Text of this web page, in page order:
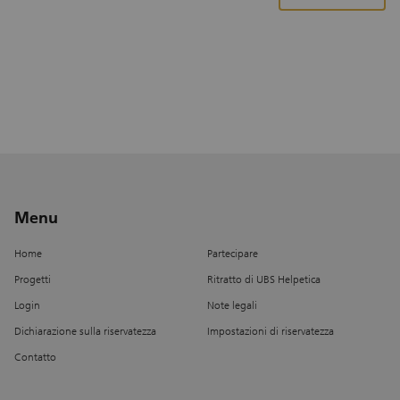
fa la differenza. Unitevi a questo importante
Menu
Home Partecipare
Progetti Ritratto di UBS Helpetica
Login Note legali
Dichiarazione sulla riservatezza Impostazioni di riservatezza
Contatto